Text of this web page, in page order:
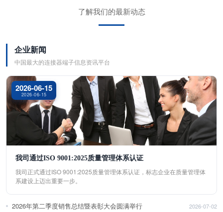
了解我们的最新动态
企业新闻
中国最大的连接器端子信息资讯平台
2026-06-15
2026-06-15
我司通过ISO 9001:2025质量管理体系认证
我司正式通过ISO 9001:2025质量管理体系认证，标志企业在质量管理体
系建设上迈出重要一步。
2026年第二季度销售总结暨表彰大会圆满举行 2026-07-02